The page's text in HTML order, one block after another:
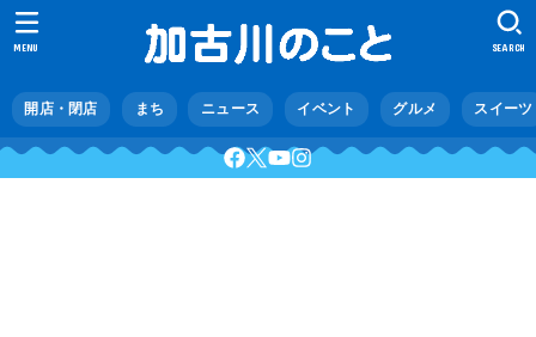
開店・閉店 まち ニュース イベント グルメ スイーツ
SEARCH
MENU